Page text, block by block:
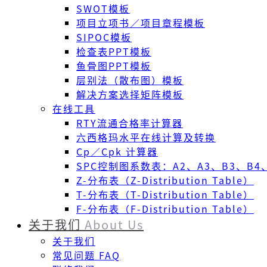
SWOT模板
项目立项书／项目章程模板
SIPOC模板
检查表PPT模板
鱼骨图PPT模板
层别法（散布图）模板
解决方案选择矩阵模板
在线工具
RTY流通合格率计算器
六西格玛水平在线计算及转换
Cp／Cpk 计算器
SPC控制图系数表：A2、A3、B3、
Z-分布表（Z-Distribution Table）
T-分布表（T-Distribution Table）
F-分布表（F-Distribution Table）
关于我们 About Us
关于我们
常见问题 FAQ